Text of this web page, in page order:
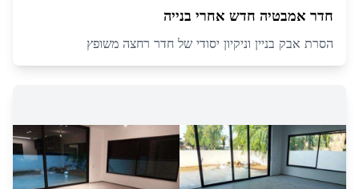
חדר אמבטיה חדש אחרי בנייה
הסרת אבק בניין וניקיון יסודי של חדר רחצה משופץ